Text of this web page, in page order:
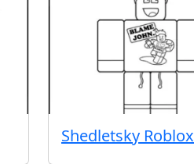
Shedletsky Roblox